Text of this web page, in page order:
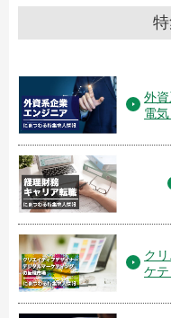
外
電気
ク
ケ